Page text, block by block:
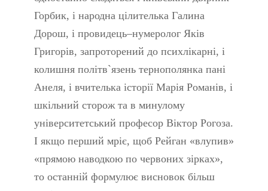
Горбик, і народна цілителька Галина
Дорош, і провидець–нумеролог Яків
Григорів, запроторений до психлікарні, і
колишня політв`язень тернополянка пані
Анеля, і вчителька історії Марія Романів, і
шкільний сторож та в минулому
університетський професор Віктор Рогоза.
І якщо перший мріє, щоб Рейган «влупив»
«прямою наводкою по червоних зірках»,
то останній формулює висновок більш